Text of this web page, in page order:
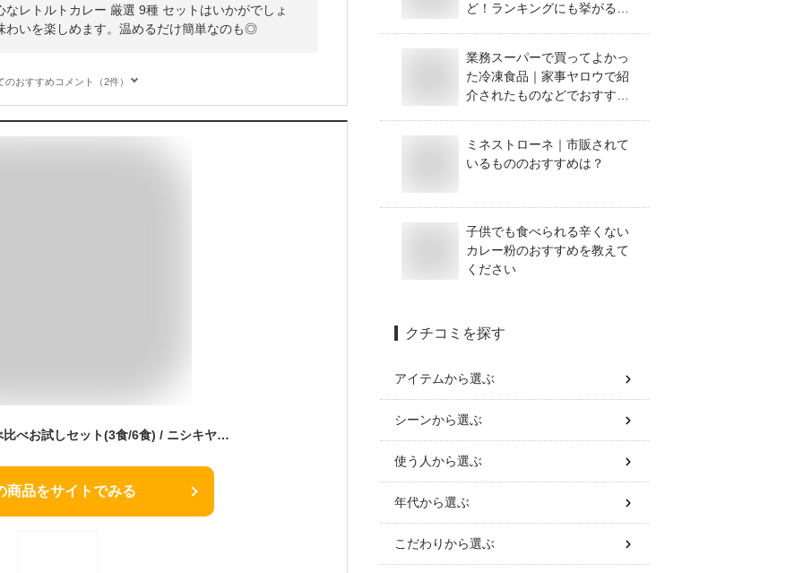
レトルトカレー 厳選 9種 セットはいかがでしょ
わいを楽しめます。温めるだけ簡単なのも◎
のおすすめコメント（2件）
【お試し】カレー食べ比べお試しセット(3食/6食) / ニシキヤキッチン にしきや レトルト 送料無料 常温 保存 レモンクリームチキン カレー バターチキン ローリングストック 備蓄 ギフト お返し 長期保存 詰め合わせ ギフト
商品をサイトでみる
ど！ランキングにも挙がるお
業務スーパーで買ってよかっ
た冷凍食品｜家事ヤロウで紹
介されたものなどでおすすめ
ミネストローネ｜市販されて
いるもののおすすめは？
子供でも食べられる辛くない
カレー粉のおすすめを教えて
ください
クチコミを探す
アイテムから選ぶ
シーンから選ぶ
使う人から選ぶ
年代から選ぶ
こだわりから選ぶ